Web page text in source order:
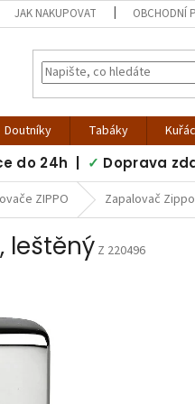
JAK NAKUPOVAT OBCHODNÍ
Doutníky Tabáky
do 24h | ✓ Doprava
ZIPPO Zapalovač
leštěný Z 220496